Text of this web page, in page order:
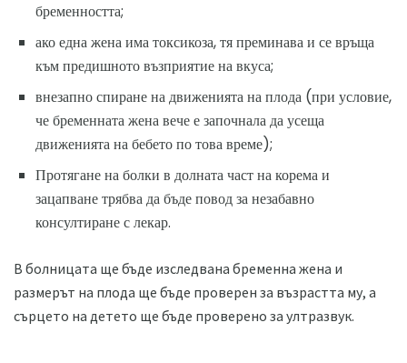
бременността;
ако една жена има токсикоза, тя преминава и се връща
към предишното възприятие на вкуса;
внезапно спиране на движенията на плода (при условие,
че бременната жена вече е започнала да усеща
движенията на бебето по това време);
Протягане на болки в долната част на корема и
зацапване трябва да бъде повод за незабавно
консултиране с лекар.
В болницата ще бъде изследвана бременна жена и
размерът на плода ще бъде проверен за възрастта му, а
сърцето на детето ще бъде проверено за ултразвук.